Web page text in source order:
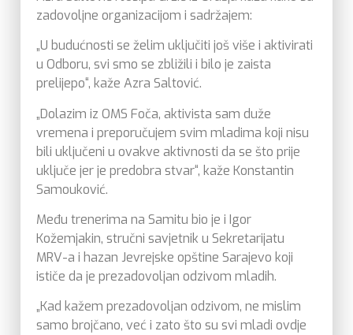
zadovoljne organizacijom i sadržajem:
„U budućnosti se želim uključiti još više i aktivirati
u Odboru, svi smo se zbližili i bilo je zaista
prelijepo“, kaže Azra Saltović.
„Dolazim iz OMS Foča, aktivista sam duže
vremena i preporučujem svim mladima koji nisu
bili uključeni u ovakve aktivnosti da se što prije
uključe jer je predobra stvar“, kaže Konstantin
Samouković.
Među trenerima na Samitu bio je i Igor
Kožemjakin, stručni savjetnik u Sekretarijatu
MRV-a i hazan Jevrejske opštine Sarajevo koji
ističe da je prezadovoljan odzivom mladih.
„Kad kažem prezadovoljan odzivom, ne mislim
samo brojčano, već i zato što su svi mladi ovdje